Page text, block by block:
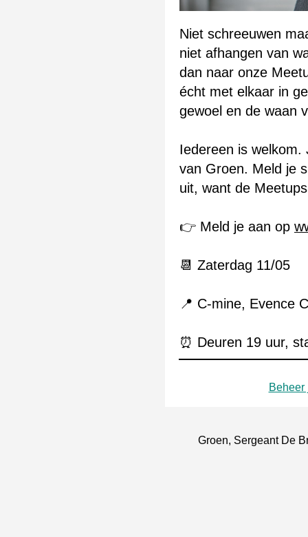
Niet schreeuwen
niet afhangen van
dan naar onze
écht met elkaar in
gewoel en de waan
Iedereen is welkom.
van Groen. Meld je
uit, want de
👉 Meld je aan op
📆 Zaterdag 11/05
📍 C-mine, Evence
⏰ Deuren 19 uur,
Groen, Sergeant De